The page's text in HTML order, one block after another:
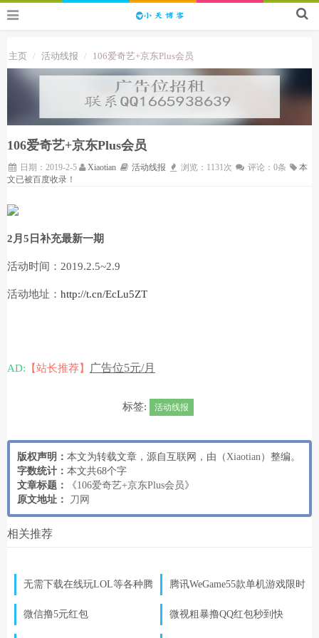
主页 活动线报 106爱奇艺+京东Plus会员
106爱奇艺+京东Plus会员
日期：2019-2-5 Xiaotian 活动线报 浏览：1131次 评论：0条
本
文已被百度收录！
2月5日补充最新一期
活动时间：2019.2.5~2.9
活动地址： http://t.cn/EcLu5ZT
AD: 【站长推荐】 广告位5元/月
标签: 活动线报
版权声明： 本文为转载文章，源自互联网，由（Xiaotian）整编。
字数统计： 本文共68个字
文章标题：
《106爱奇艺+京东Plus会员》
原文地址：
刀网
相关推荐
无需下载在线玩LOL等各种腾
腾讯WeGame55款单机游戏限时
免费试玩
微信撸5元红包
微视粗暴撸QQ红包秒到快